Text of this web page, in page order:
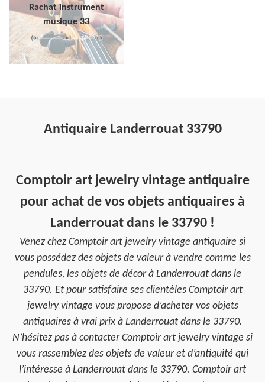
Rachat instrument
musique 33
Antiquaire Landerrouat 33790
Comptoir art jewelry vintage antiquaire
pour achat de vos objets antiquaires à
Landerrouat dans le 33790 !
Venez chez Comptoir art jewelry vintage antiquaire si
vous possédez des objets de valeur à vendre comme les
pendules, les objets de décor à Landerrouat dans le
33790. Et pour satisfaire ses clientèles Comptoir art
jewelry vintage vous propose d’acheter vos objets
antiquaires à vrai prix à Landerrouat dans le 33790.
N’hésitez pas à contacter Comptoir art jewelry vintage si
vous rassemblez des objets de valeur et d’antiquité qui
l’intéresse à Landerrouat dans le 33790. Comptoir art